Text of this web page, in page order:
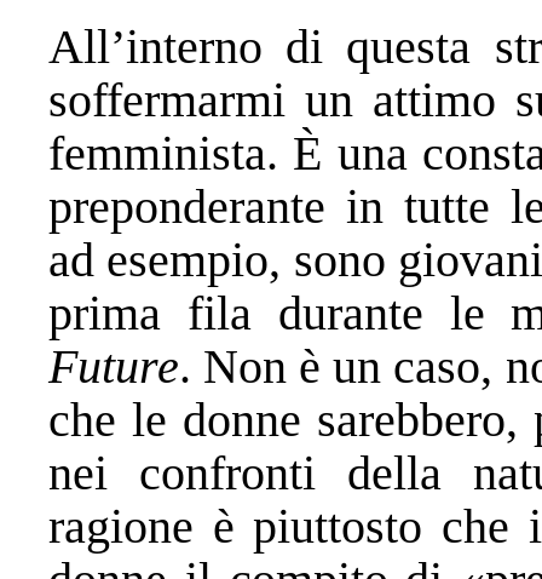
All’interno di questa
soffermarmi un attimo
femminista. È una
preponderante in tutte
ad esempio, sono
prima fila durante le
Future. Non è un caso,
che le donne
nei confronti della
ragione è piuttosto che